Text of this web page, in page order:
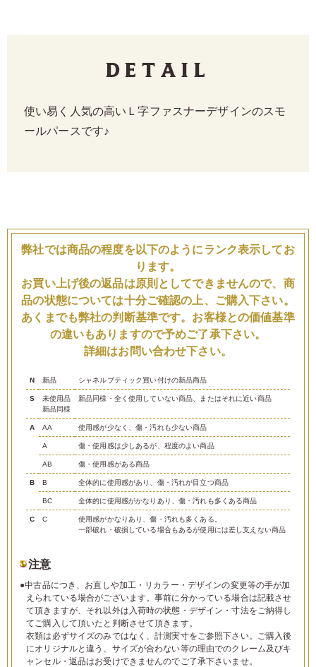
Detail
使い易く人気の高いＬ字ファスナーデザインのスモ
ールパースです♪
弊社では商品の程度を以下のようにランク表示してお
ります。
お買い上げ後の返品は原則としてできませんので、商
品の状態については十分ご確認の上、ご購入下さい。
あくまでも弊社の判断基準です。お客様との価値基準
の違いもありますので予めご了承下さい。
詳細はお問い合わせ下さい。
N 新品 シャネルブティック買い付けの新品商品
S
未使用品
新品同様
新品同様・全く使用していない商品、またはそれに近い商品
A AA 使用感が少なく、傷・汚れも少ない商品
A 傷・使用感は少しあるが、程度のよい商品
AB 傷・使用感がある商品
B B 全体的に使用感があり、傷・汚れが目立つ商品
BC 全体的に使用感がかなりあり、傷・汚れも多くある商品
C C
使用感がかなりあり、傷・汚れも多くある。
一部破れ・破損している場合もあるが使用には差し支えない商品
注意
●中古品につき、お直しや加工・リカラー・デザインの変更等の手が加
えられている場合がございます。事前に分かっている場合は記載させ
て頂きますが、それ以外は入荷時の状態・デザイン・寸法をご納得し
てご購入して頂いたと判断させて頂きます。
衣類は必ずサイズのみではなく、計測実寸をご参照下さい。ご購入後
にオリジナルと違う、サイズが合わない等の理由でのクレーム及びキ
ャンセル・返品はお受けできませんのでご了承下さいませ。